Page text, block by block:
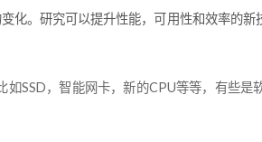
化。研究可以提升性能，可用性和效率的
SSD，智能网卡，新的CPU等等，有些是